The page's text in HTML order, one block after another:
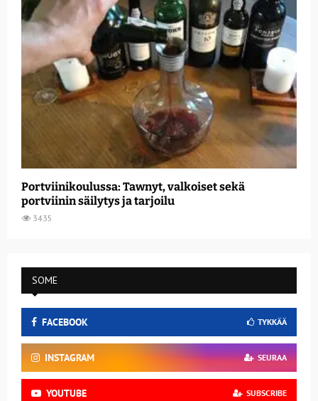
Portviinikoulussa: Tawnyt, valkoiset sekä
portviinin säilytys ja tarjoilu
3435
SOME
FACEBOOK TYKKÄÄ
INSTAGRAM SEURAA
YOUTUBE SUBSCRIBE